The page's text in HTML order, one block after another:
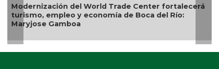
World Trade Center fortalecerá
economía de Boca del Río:
Hallan con vida a
23 de julio en